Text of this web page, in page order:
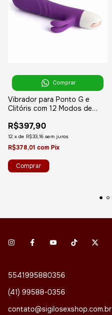
Comprar
Vibrador para Ponto G e
Clitóris com 12 Modos de
R$397,90
12 x de R$33,16 sem juros
R$378,01 com Pix
5541995880356
(41) 99588-0356
contato@sigilosexshop.com.br